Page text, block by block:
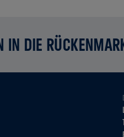
DIE